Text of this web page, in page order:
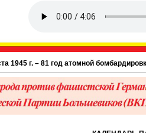
г. – 81 год атомной бомбардировки США